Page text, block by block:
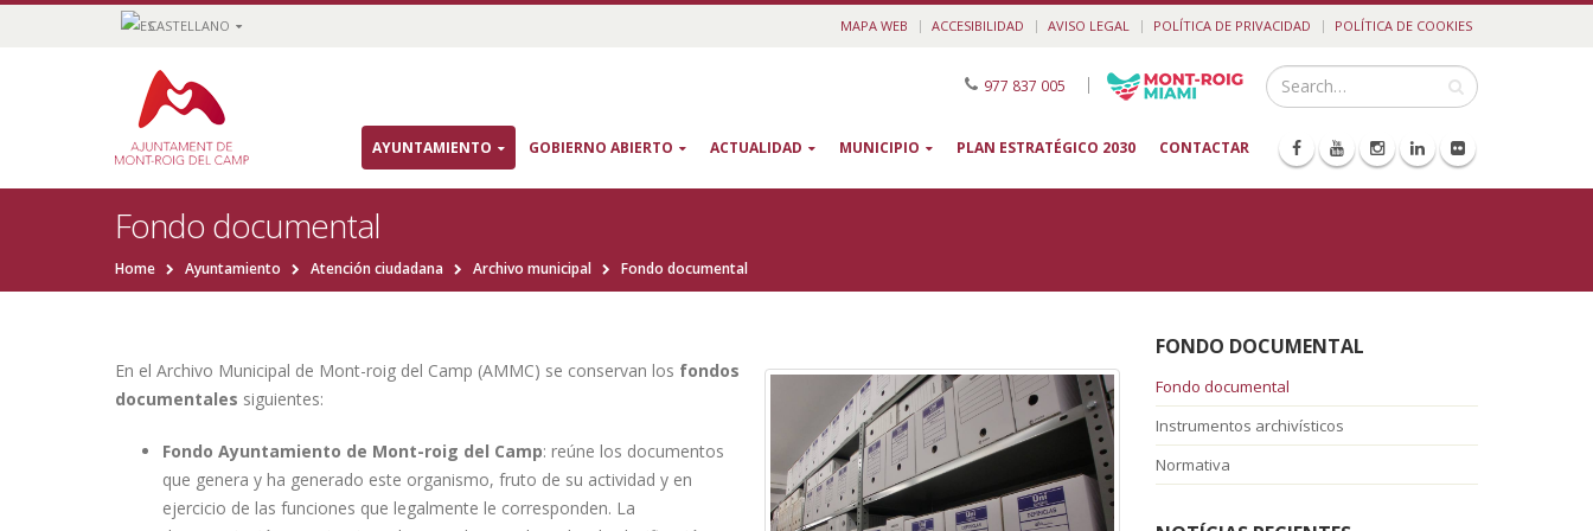
CASTELLANO MAPA WEB ACCESIBILIDAD AVISO LEGAL POLÍTICA DE PRIVACIDAD POLÍTICA DE COOKIES
977 837 005 |
AYUNTAMIENTO GOBIERNO ABIERTO ACTUALIDAD MUNICIPIO PLAN ESTRATÉGICO 2030 CONTACTAR
Fondo documental
Home Ayuntamiento Atención ciudadana Archivo municipal Fondo documental
En el Archivo Municipal de Mont-roig del Camp (AMMC) se conservan los fondos
documentales siguientes:
Fondo Ayuntamiento de Mont-roig del Camp: reúne los documentos
que genera y ha generado este organismo, fruto de su actividad y en
ejercicio de las funciones que legalmente le corresponden. La
FONDO DOCUMENTAL
Fondo documental
Instrumentos archivísticos
Normativa